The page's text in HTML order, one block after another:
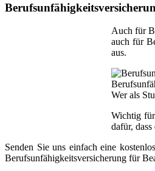
Auch für
auch für
aus.
Wer als
Wichtig
dafür,
Senden Sie uns einfach eine
Berufsunfähigkeitsversicherung für